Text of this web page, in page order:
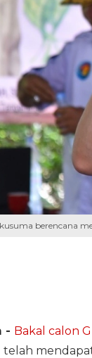
berencana
- Bakal calon